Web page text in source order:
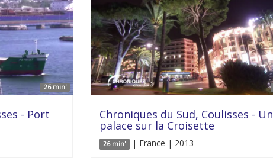
26 min'
- Port Chroniques du Sud, Coulisses - Un
palace sur la Croisette
26 min' | France | 2013